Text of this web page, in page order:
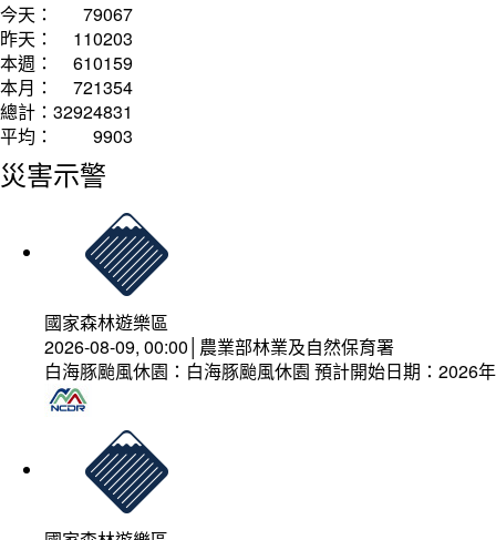
今天：
79067
昨天：
110203
本週：
610159
本月：
721354
總計： 32924831
平均：
9903
災害示警
國家森林遊樂區
2026-08-09, 00:00│農業部林業及自然保育署
白海豚颱風休園：白海豚颱風休園 預計開始日期：2026